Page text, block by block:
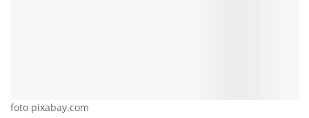
foto pixabay.com